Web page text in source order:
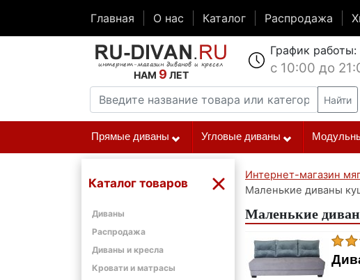
Главная О нас Каталог Распродажа
НАМ 9 ЛЕТ
График работы:
с 10:00 до
Найти
Прямые диваны Угловые диваны
Каталог товаров
Диваны
Распродажа
Диваны и кресла
Кровати и матрасы
Интернет-магазин
Маленькие диваны
Маленькие